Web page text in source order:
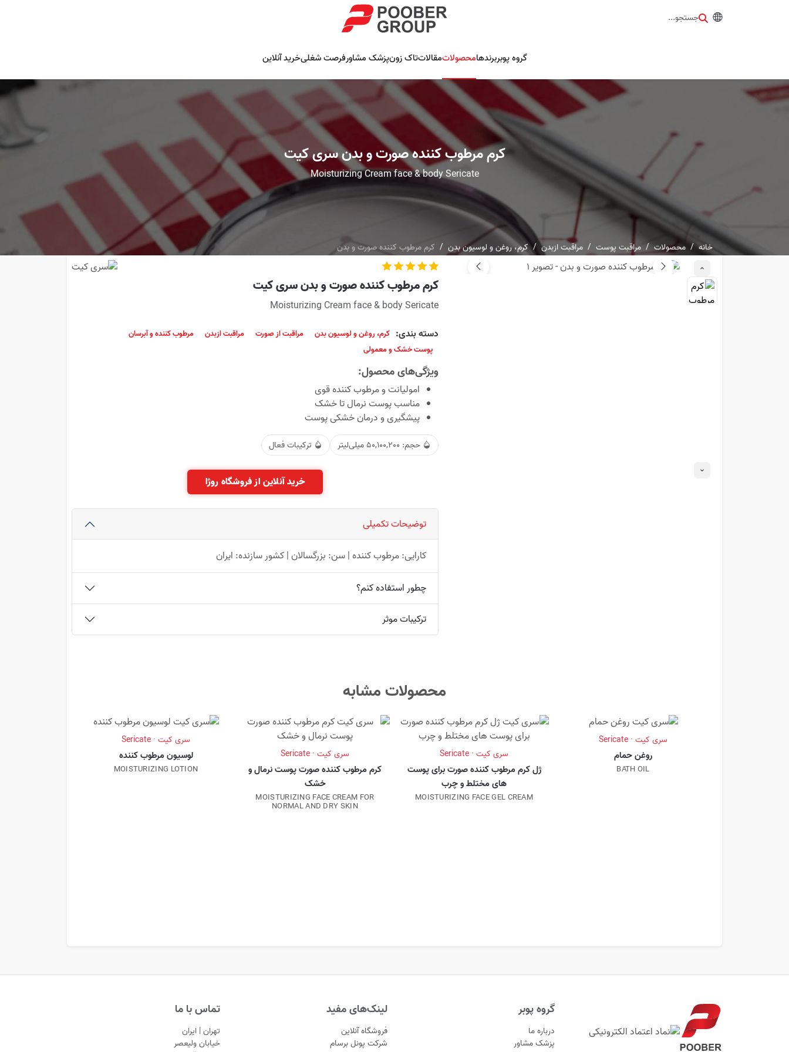
جستجو...
گروه پوبربرندهامحصولاتمقالاتتاک زونپزشک مشاورفرصت شغلیخرید آنلاین
کرم مرطوب کننده صورت و بدن سری کیت
Moisturizing Cream face & body Sericate
خانه محصولات مراقبت پوست مراقبت ازبدن کرم، روغن و لوسیون بدن کرم مرطوب کننده صورت و بدن
کرم مرطوب کننده صورت و بدن سری کیت
Moisturizing Cream face & body Sericate
دسته بندی: کرم، روغن و لوسیون بدن مراقبت از صورت مراقبت ازبدن
مرطوب کننده و آبرسان
پوست خشک و معمولی
ویژگی‌های محصول:
امولیانت و مرطوب کننده قوی
مناسب پوست نرمال تا خشک
پیشگیری و درمان خشکی پوست
حجم: 50,100,200 میلی‌لیتر ترکیبات فعال
خرید آنلاین از فروشگاه روژا
توضیحات تکمیلی
کارایی: مرطوب کننده | سن: بزرگسالان | کشور سازنده: ایران
چطور استفاده کنم؟
ترکیبات موثر
محصولات مشابه
سری کیت · Sericate
روغن حمام
BATH OIL
سری کیت · Sericate
ژل کرم مرطوب کننده صورت برای پوست
های مختلط و چرب
MOISTURIZING FACE GEL CREAM
سری کیت · Sericate
کرم مرطوب کننده صورت پوست نرمال و
خشک
MOISTURIZING FACE CREAM FOR
NORMAL AND DRY SKIN
سری کیت · Sericate
لوسیون مرطوب کننده
MOISTURIZING LOTION
گروه پوبر
درباره ما
پزشک مشاور
لینک‌های مفید
فروشگاه آنلاین
شرکت پونل برسام
تماس با ما
تهران | ایران
خیابان ولیعصر